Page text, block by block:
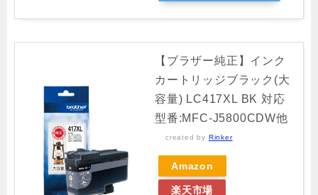
【ブラザー純正】インク
カートリッジブラック(大
容量) LC417XL BK 対応
型番:MFC-J5800CDW他
created by Rinker
Amazon
楽天市場